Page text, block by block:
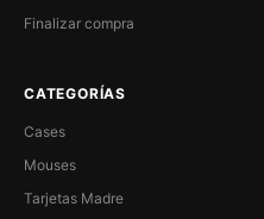
Finalizar compra
CATEGORÍAS
Cases
Mouses
Tarjetas Madre